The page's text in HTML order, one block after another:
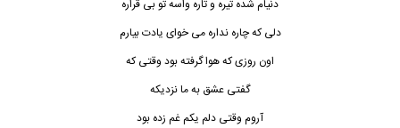
دنیام شده تیره و تاره واسه تو بی قراره
دلی که چاره نداره می خوای یادت بیارم
اون روزی که هوا گرفته بود وقتی که
گفتی عشق به ما نزدیکه
آروم وقتی دلم یکم غم زده بود